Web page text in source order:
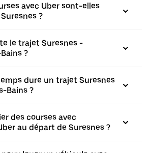
avec Uber sont-elles
?
le trajet Suresnes -
?
dure un trajet Suresnes
Bains ?
des courses avec
au départ de Suresnes ?